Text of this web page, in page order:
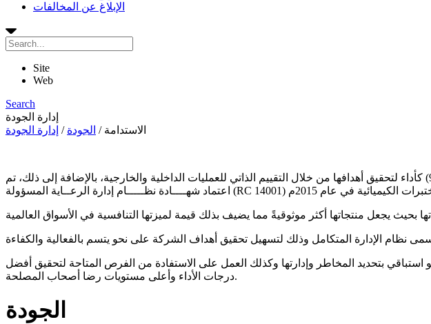
الإبلاغ عن المخالفات
Site
Web
Search
إدارة الجودة
الاستدامة / الجودة / إدارة الجودة
بهدف تحقيق أعلى المعايير في مجالات الجودة والسلامة والبيئة، اعتمدت الشركة نظام إدارة الجودة (آيزو 9001) كأداء لتحقيق أهدافها من خلال التقييم الذاتي للعمليات الداخلية والخارجية، بالإضافة إلى ذلك، تم
بتحديد المخاطر وإدارتها وكذلك العمل على الاستفادة من الفرص المتاحة لتحقيق أفضل
درجات الأداء وأعلى مستويات رضا أصحاب المصلحة.
الجودة